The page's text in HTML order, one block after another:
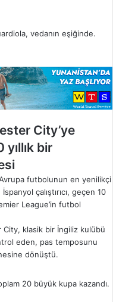
City’ye
yıllık bir
Avrupa futbolunun en yenilikçi
çalıştırıcı, geçen 10
League’in futbol
City, klasik bir İngiliz kulübü
eden, pas temposunu
dönüştü.
20 büyük kupa kazandı.